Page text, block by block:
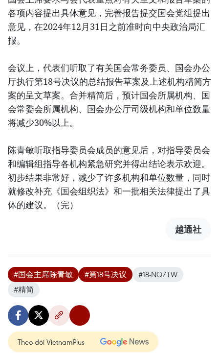
各项内容提出具体意见，完善报告提交国会党组提出
意见，在2024年12月31日之前准时向中央政治局汇
报。
会议上，代表们听取了有关国会常务委员、国会办公
厅执行第18号决议的总结报告草案及上述机构精简方
案的呈文草案。合并精简后，预计国会所属机构、国
会常委会所属机构、国会办公厅司级机构和单位数量
将减少30%以上。
陈青敏听取指导委员会成员的意见后，对指导委员会
和编辑组指导各机构紧急研究并得出结论表示欢迎。
初步结果非常好，减少了许多机构和单位数量，同时
就修改补充《国会组织法》和一批相关法律提出了具
体的建议。（完）
越通社
#国会主席陈青敏 #第18号决议
#18-NQ/TW
#精简
Theo dõi VietnamPlus